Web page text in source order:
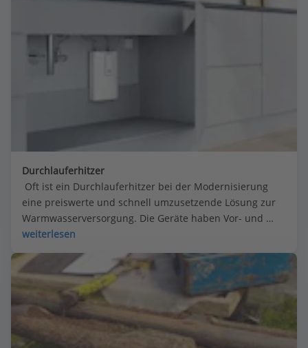
Durchlauferhitzer
Oft ist ein Durchlauferhitzer bei der Modernisierung
eine preiswerte und schnell umzusetzende Lösung zur
Warmwasserversorgung. Die Geräte haben Vor- und
Nachteile.
weiterlesen